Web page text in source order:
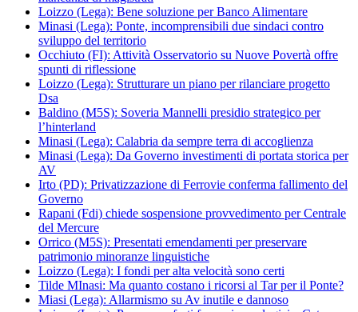
Loizzo (Lega): Bene soluzione per Banco Alimentare
Minasi (Lega): Ponte, incomprensibili due sindaci contro
sviluppo del territorio
Occhiuto (FI): Attività Osservatorio su Nuove Povertà offre
spunti di riflessione
Loizzo (Lega): Strutturare un piano per rilanciare progetto
Dsa
Baldino (M5S): Soveria Mannelli presidio strategico per
l’hinterland
Minasi (Lega): Calabria da sempre terra di accoglienza
Minasi (Lega): Da Governo investimenti di portata storica per
AV
Irto (PD): Privatizzazione di Ferrovie conferma fallimento del
Governo
Rapani (Fdi) chiede sospensione provvedimento per Centrale
del Mercure
Orrico (M5S): Presentati emendamenti per preservare
patrimonio minoranze linguistiche
Loizzo (Lega): I fondi per alta velocità sono certi
Tilde MInasi: Ma quanto costano i ricorsi al Tar per il Ponte?
Miasi (Lega): Allarmismo su Av inutile e dannoso